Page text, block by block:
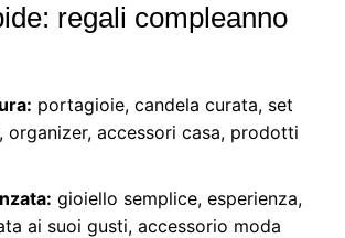
regali compleanno
portagioie, candela curata, set
organizer, accessori casa, prodotti
gioiello semplice, esperienza,
ai suoi gusti, accessorio moda